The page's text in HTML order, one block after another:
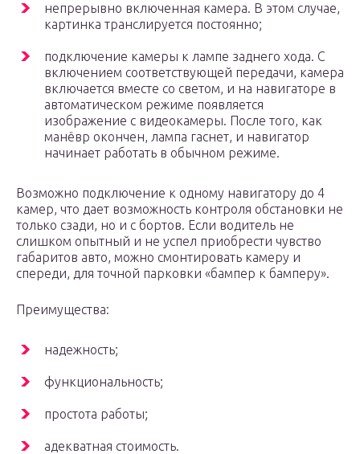
непрерывно включенная камера. В этом случае,
картинка транслируется постоянно;
подключение камеры к лампе заднего хода. С
включением соответствующей передачи, камера
включается вместе со светом, и на навигаторе в
автоматическом режиме появляется
изображение с видеокамеры. После того, как
манёвр окончен, лампа гаснет, и навигатор
начинает работать в обычном режиме.
Возможно подключение к одному навигатору до 4
камер, что дает возможность контроля обстановки не
только сзади, но и с бортов. Если водитель не
слишком опытный и не успел приобрести чувство
габаритов авто, можно смонтировать камеру и
спереди, для точной парковки «бампер к бамперу».
Преимущества:
надежность;
функциональность;
простота работы;
адекватная стоимость.